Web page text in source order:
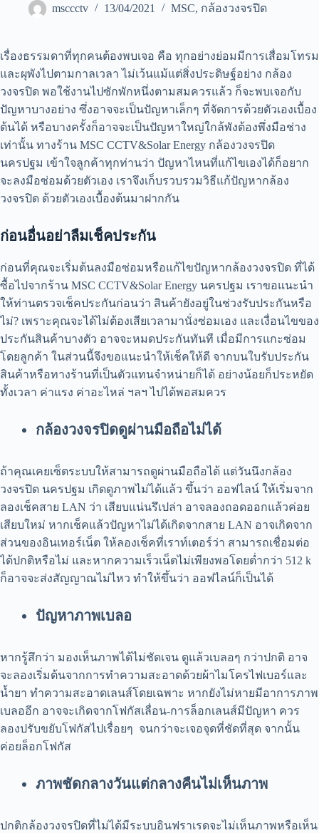
msccctv 13/04/2021 MSC, กล้องวงจรปิด
เรื่องธรรมดาที่ทุกคนต้องพบเจอ คือ ทุกอย่างย่อมมีการเสื่อมโทรม
และผุพังไปตามกาลเวลา ไม่เว้นแม้แต่สิ่งประดิษฐ์อย่าง กล้อง
วงจรปิด พอใช้งานไปซักพักหนึ่งตามสมควรแล้ว ก็จะพบเจอกับ
ปัญหาบางอย่าง ซึ่งอาจจะเป็นปัญหาเล็กๆ ที่จัดการด้วยตัวเองเบื้อง
ต้นได้ หรือบางครั้งก็อาจจะเป็นปัญหาใหญ่ใกล้พังต้องพึ่งมือช่าง
เท่านั้น ทางร้าน MSC CCTV&Solar Energy กล้องวงจรปิด
นครปฐม เข้าใจลูกค้าทุกท่านว่า ปัญหาไหนที่แก้ไขเองได้ก็อยาก
จะลงมือซ่อมด้วยตัวเอง เราจึงเก็บรวบรวมวิธีแก้ปัญหากล้อง
วงจรปิด ด้วยตัวเองเบื้องต้นมาฝากกัน
ก่อนอื่นอย่าลืมเช็คประกัน
ก่อนที่คุณจะเริ่มต้นลงมือซ่อมหรือแก้ไขปัญหากล้องวงจรปิด ที่ได้
ซื้อไปจากร้าน MSC CCTV&Solar Energy นครปฐม เราขอแนะนำ
ให้ท่านตรวจเช็คประกันก่อนว่า สินค้ายังอยู่ในช่วงรับประกันหรือ
ไม่? เพราะคุณจะได้ไม่ต้องเสียเวลามานั่งซ่อมเอง และเงื่อนไขของ
ประกันสินค้าบางตัว อาจจะหมดประกันทันที เมื่อมีการแกะซ่อม
โดยลูกค้า ในส่วนนี้จึงขอแนะนำให้เช็คให้ดี จากบนใบรับประกัน
สินค้าหรือทางร้านที่เป็นตัวแทนจำหน่ายก็ได้ อย่างน้อยก็ประหยัด
ทั้งเวลา ค่าแรง ค่าอะไหล่ ฯลฯ ไปได้พอสมควร
กล้องวงจรปิดดูผ่านมือถือไม่ได้
ถ้าคุณเคยเซ็ตระบบให้สามารถดูผ่านมือถือได้ แต่วันนึงกล้อง
วงจรปิด นครปฐม เกิดดูภาพไม่ได้แล้ว ขึ้นว่า ออฟไลน์ ให้เริ่มจาก
ลองเช็คสาย LAN ว่า เสียบแน่นรึเปล่า อาจลองถอดออกแล้วค่อย
เสียบใหม่ หากเช็คแล้วปัญหาไม่ได้เกิดจากสาย LAN อาจเกิดจาก
ส่วนของอินเทอร์เน็ต ให้ลองเช็คที่เราท์เตอร์ว่า สามารถเชื่อมต่อ
ได้ปกติหรือไม่ และหากความเร็วเน็ตไม่เพียงพอโดยต่ำกว่า 512 k
ก็อาจจะส่งสัญญาณไม่ไหว ทำให้ขึ้นว่า ออฟไลน์ก็เป็นได้
ปัญหาภาพเบลอ
หากรู้สึกว่า มองเห็นภาพได้ไม่ชัดเจน ดูแล้วเบลอๆ กว่าปกติ อาจ
จะลองเริ่มต้นจากการทำความสะอาดด้วยผ้าไมโครไฟเบอร์และ
น้ำยา ทำความสะอาดเลนส์โดยเฉพาะ หากยังไม่หายมีอาการภาพ
เบลออีก อาจจะเกิดจากโฟกัสเลื่อน-การล็อกเลนส์มีปัญหา ควร
ลองปรับขยับโฟกัสไปเรื่อยๆ จนกว่าจะเจอจุดที่ชัดที่สุด จากนั้น
ค่อยล็อกโฟกัส
ภาพชัดกลางวันแต่กลางคืนไม่เห็นภาพ
ปกติกล้องวงจรปิดที่ไม่ได้มีระบบอินฟราเรดจะไม่เห็นภาพหรือเห็น